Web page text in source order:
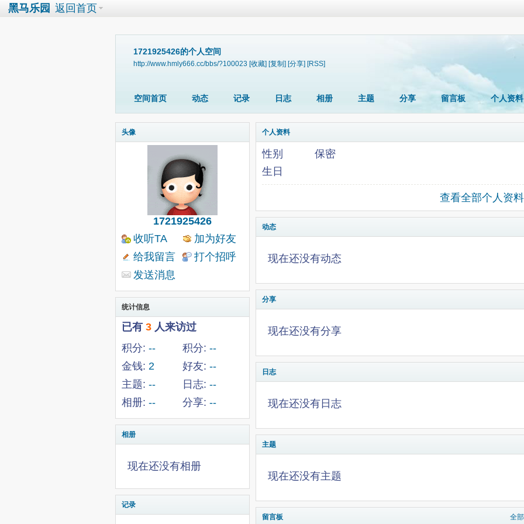
黑马乐园 返回首页
1721925426的个人空间
http://www.hmly666.cc/bbs/?100023 [收藏] [复制] [分享] [RSS]
空间首页 动态 记录 日志 相册 主题 分享 留言板 个人资料
头像
1721925426
收听TA
加为好友
给我留言
打个招呼
发送消息
统计信息
已有 3 人来访过
积分: -- 积分: --
金钱: 2 好友: --
主题: -- 日志: --
相册: -- 分享: --
相册
现在还没有相册
记录
个人资料
性别
保密
生日
查看全部个人资料
动态
现在还没有动态
分享
现在还没有分享
日志
现在还没有日志
主题
现在还没有主题
留言板 全部